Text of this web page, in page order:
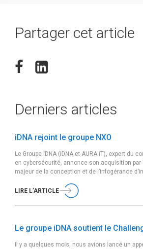
Partager cet article
Derniers articles
iDNA rejoint le groupe NXO
Le Groupe iDNA (iDNA et AURA iT), expert du
en cybersécurité, annonce son acquisition par
majeur de la conception et de l’infogérance
Fondé en 2011 et basé à Paris, le Groupe iDNA
LIRE L’ARTICLE
Le groupe iDNA soutient le
Il y a quelques mois, nous avions lancé un